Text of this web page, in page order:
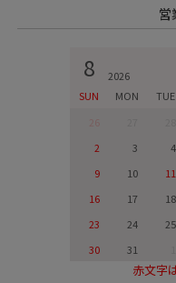
営
8 2026
SUN MON TUE
2
3 4
9
10 11
16
17 18
23
24 25
30
31
赤文字